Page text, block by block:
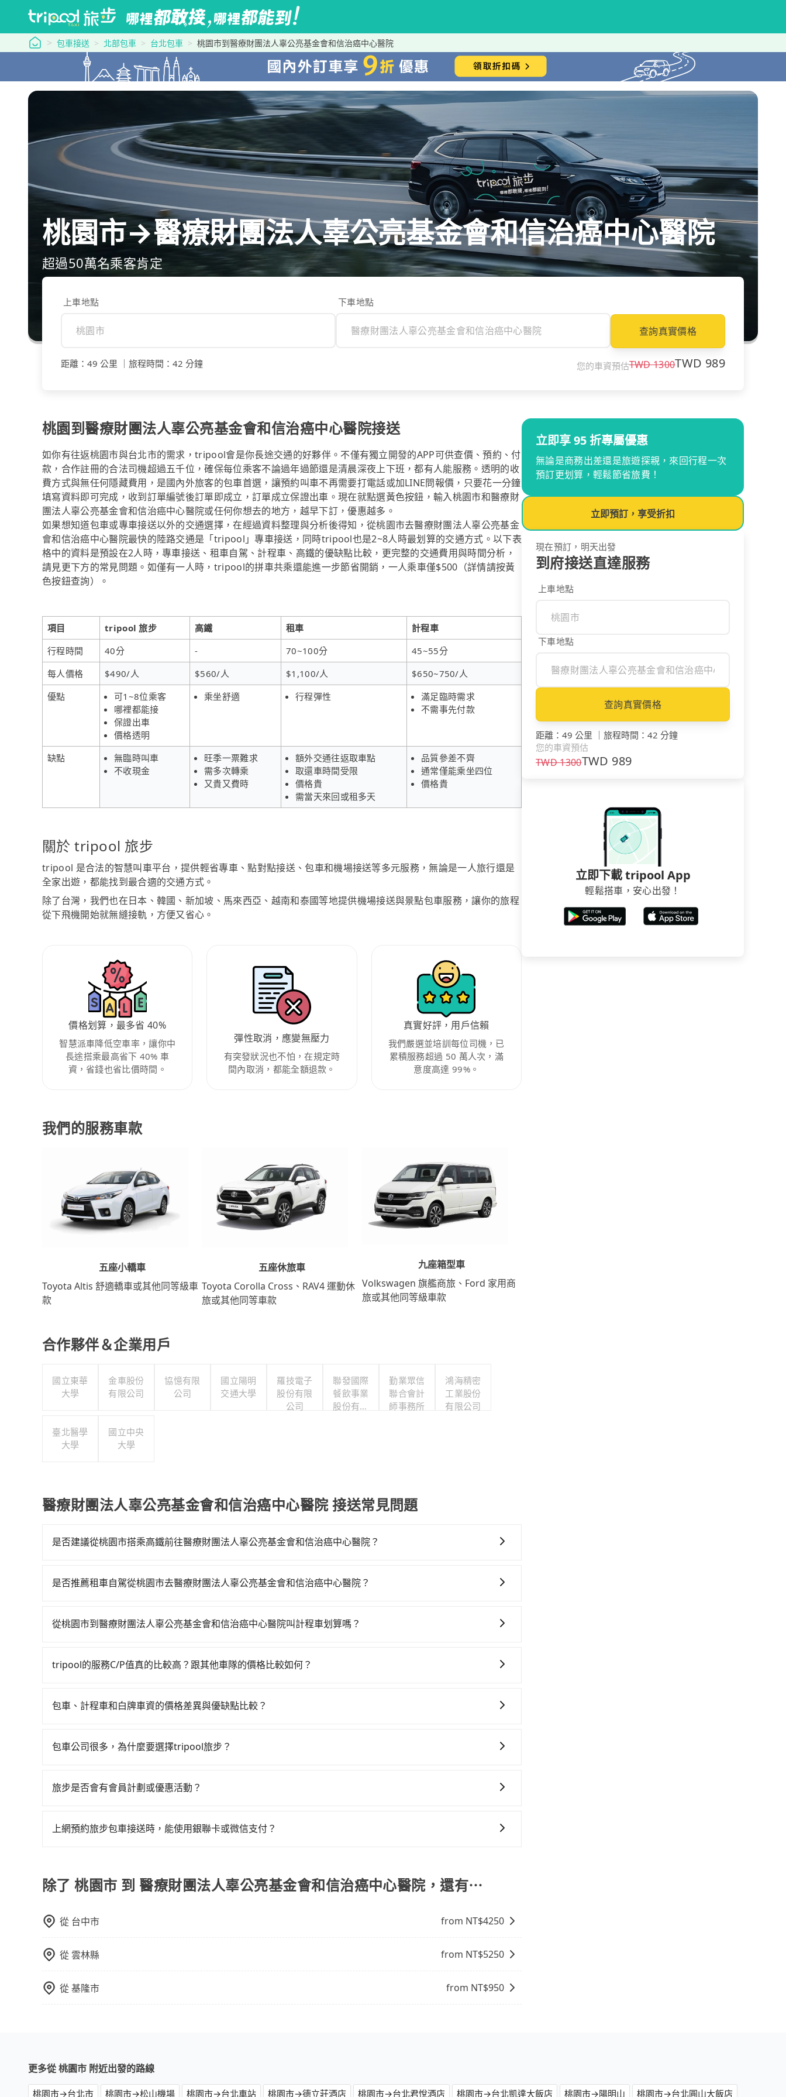
tripool 旅步
包車接送 北部包車 台北包車 桃園市到醫療財團法人辜公亮基金會和信治癌中心醫院
桃園市→醫療財團法人辜公亮基金會和信治癌中心醫院
超過50萬名乘客肯定
上車地點 下車地點
查詢真實價格
距離 ： 49 公里 旅程時間 ： 42 分鐘 您的車資預估TWD1300TWD 989
桃園到醫療財團法人辜公亮基金會和信治癌中心醫院接送
如你有往返桃園市與台北市的需求，tripool會是你長途交通的好夥伴。不僅有獨立開發的APP可供查價、預約、付
款，合作註冊的合法司機超過五千位，確保每位乘客不論過年過節還是清晨深夜上下班，都有人能服務。透明的收
費方式與無任何隱藏費用，是國內外旅客的包車首選，讓預約叫車不再需要打電話或加LINE問報價，只要花一分鐘
填寫資料即可完成，收到訂單編號後訂單即成立，訂單成立保證出車。現在就點選黃色按鈕，輸入桃園市和醫療財
團法人辜公亮基金會和信治癌中心醫院或任何你想去的地方，越早下訂，優惠越多。
如果想知道包車或專車接送以外的交通選擇，在經過資料整理與分析後得知，從桃園市去醫療財團法人辜公亮基金
會和信治癌中心醫院最快的陸路交通是「tripool」專車接送，同時tripool也是2~8人時最划算的交通方式。以下表
格中的資料是預設在2人時，專車接送、租車自駕、計程車、高鐵的優缺點比較，更完整的交通費用與時間分析，
請見更下方的常見問題。如僅有一人時，tripool的拼車共乘還能進一步節省開銷，一人乘車僅$500（詳情請按黃
色按鈕查詢）。
項目 tripool 旅步 高鐵 租車
計程車
行程時間
40分 - 70~100分
45~55分
每人價格
$490/人 $560/人 $1,100/人
$650~750/人
優點
可1~8位乘客
哪裡都能接
保證出車
價格透明
乘坐舒適 行程彈性
滿足臨時需求
不需事先付款
缺點
無臨時叫車
不收現金
旺季一票難求
需多次轉乘
又貴又費時
額外交通往返取車點
取還車時間受限
價格貴
需當天來回或租多天
品質參差不齊
通常僅能乘坐四位
價格貴
關於 tripool 旅步
tripool 是合法的智慧叫車平台，提供輕省專車、點對點接送、包車和機場接送等多元服務，無論是一人旅行還是
全家出遊，都能找到最合適的交通方式。
除了台灣，我們也在日本、韓國、新加坡、馬來西亞、越南和泰國等地提供機場接送與景點包車服務，讓你的旅程
從下飛機開始就無縫接軌，方便又省心。
價格划算，最多省 40%
智慧派車降低空車率，讓你中
長途搭乘最高省下 40% 車
資，省錢也省比價時間。
彈性取消，應變無壓力
有突發狀況也不怕，在規定時
間內取消，都能全額退款。
真實好評，用戶信賴
我們嚴選並培訓每位司機，已
累積服務超過 50 萬人次，滿
意度高達 99%。
我們的服務車款
五座小轎車
Toyota Altis 舒適轎車或其他同等級車
款
五座休旅車
Toyota Corolla Cross、RAV4 運動休
旅或其他同等車款
九座箱型車
Volkswagen 旗艦商旅、Ford 家用商
旅或其他同等級車款
合作夥伴＆企業用戶
國立東華
大學
金車股份
有限公司
協憶有限
公司
國立陽明
交通大學
羅技電子
股份有限
公司
聯發國際
餐飲事業
股份有限
勤業眾信
聯合會計
師事務所
鴻海精密
工業股份
有限公司
臺北醫學
大學
國立中央
大學
醫療財團法人辜公亮基金會和信治癌中心醫院 接送常見問題
是否建議從桃園市搭乘高鐵前往醫療財團法人辜公亮基金會和信治癌中心醫院？
台北雖然一天最多時有74班車次，從最早06:49到23:40，過了末班車到清晨的時段，還是要找其他交通方案。假
站，每人票價160元，再用15分鐘出站、等待車站前排班的計程車，搭上小黃後約花35分鐘、車費400元後，抵
約490元，費時42分鐘。選擇搭乘高鐵而不預約包車，不僅每人至少額外負擔70元車資，而且更會額外浪費60分
是否推薦租車自駕從桃園市去醫療財團法人辜公亮基金會和信治癌中心醫院？
般以天為單位計費，小轎車如Toyota Yaris、Nissan Kicks，一天租金$1,500起，九人座如Hyundai Staria或
與醫療財團法人辜公亮基金會和信治癌中心醫院，不然就是需要一次租用多天，如此預計小轎車的花費至少
從桃園市到醫療財團法人辜公亮基金會和信治癌中心醫院叫計程車划算嗎？
到車，也可考慮打電話至附近的計程車隊，如大園多元化計程車聯合車隊、菓林計程車、大園義交計程車等叫車
tripool的服務C/P值真的比較高？跟其他車隊的價格比較如何？
的台灣大車隊、大都會、LINE Taxi、Uber，機場接送則有肯驛、全鋒、格上租車、和運租車，包車旅遊則是
以市價7~8折提供專車到府服務，是絕大多數乘客出行的最佳選擇。
包車、計程車和白牌車資的價格差異與優缺點比較？
地點上車較客製化。此外，司機還會提供各種旅遊建議與資訊。長途接送價格比計程車車資更優惠。 - 計程車：
無法申訴退費。
包車公司很多，為什麼要選擇tripool旅步？
途安全無憂，我們的司機都是專業且可靠的職業駕駛。關於價格，旅步官網可一鍵即時查價，所示價格絕無隱藏
值得信任的不二選擇！
旅步是否會有會員計劃或優惠活動？
上網預約旅步包車接送時，能使用銀聯卡或微信支付？
除了 桃園市 到 醫療財團法人辜公亮基金會和信治癌中心醫院，還有⋯
從 台中市 from NT$4250
從雲林縣 from NT$5250
從基隆市 from NT$950
立即享 95 折專屬優惠
無論是商務出差還是旅遊探親，來回行程一次
預訂更划算，輕鬆節省旅費！
立即預訂，享受折扣
現在預訂，明天出發
到府接送直達服務
上車地點
下車地點
查詢真實價格
距離 ： 49 公里 ｜ 旅程時間 ： 42 分鐘
您的車資預估
TWD1300TWD 989
立即下載 tripool App
輕鬆搭車，安心出發！
更多從 桃園市 附近出發的路線
桃園市→台北市 桃園市→松山機場 桃園市→台北車站 桃園市→德立莊酒店 桃園市→台北君悅酒店 桃園市→台北凱達大飯店 桃園市→陽明山 桃園市→台北圓山大飯店